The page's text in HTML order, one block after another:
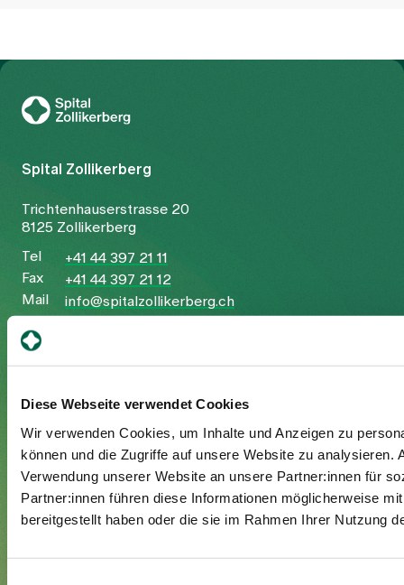
Diese Webseite verwendet Cookies
Wir verwenden Cookies, um Inhalte und Anzeigen zu
können und die Zugriffe auf unsere Website zu
Verwendung unserer Website an unsere Partner:innen für
Partner:innen führen diese Informationen möglicherweise
bereitgestellt haben oder die sie im Rahmen Ihrer Nutzung
Your stay
Admission
Supplementary insured
Spital Zollikerberg
Trichtenhauserstrasse 20
8125 Zollikerberg
Tel
+41 44 397 21 11
Fax
+41 44 397 21 12
Mail
info@spitalzollikerberg.ch